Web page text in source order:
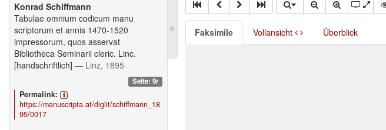
Konrad Schiffmann
Tabulae omnium codicum manu
scriptorum et annis 1470-1520
impressorum, quos asservat
Bibliotheca Seminarii cleric. Linc.
[handschriftlich] — Linz, 1895
Seite: 9r
Permalink:
https://manuscripta.at/diglit/schiffmann_18
95/0017
Faksimile Vollansicht Überblick